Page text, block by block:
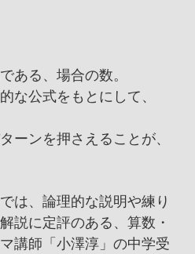
ある、場合の数。
な公式をもとにして、
ーンを押さえることが、
は、論理的な説明や練り
説に定評のある、算数・
講師「小澤淳」の中学受